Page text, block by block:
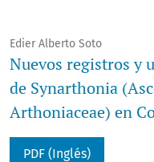
Edier Alberto Soto
Nuevos registros y
de Synarthonia
Arthoniaceae) en
PDF (Inglés)